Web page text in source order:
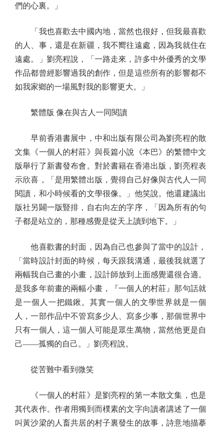
們的心裏。」
「我也喜歡去中國內地，當然也很好，但我最喜歡
的人、事，還是在新疆，我不嚮往遠處，因為我就住在
遠處。」劉亮程說，「一路走來，許多中外優秀的文學
作品都曾經影響過我的創作，但是這些所有的影響都不
如我家鄉的一場風對我的影響更大。」
繁體版 像在與古人一同閱讀
早前香港書展中，中和出版有限公司為劉亮程的散
文集《一個人的村莊》與長篇小說《本巴》的繁體中文
版舉行了新書發布會。對於書籍在香港出版，劉亮程表
示欣喜，「是用繁體出版，覺得自己好像與古代人一同
閱讀，和小時候看的文學很像。」他笑說。他還建議出
版社另闢一版豎排，自右向左的字序，「因為所有的句
子都是站立的，那種感覺是從天上讀到地下。」
他喜歡書的封面，因為自己也參與了當中的設計，
「當時設計封面的時候，每天跟我溝通，最後我就選了
兩幅我自己畫的小畫，設計師放到上面感覺還很合適。
是我多年前畫的兩幅小畫，『一個人的村莊』那句話就
是一個人一把鐵鍬。其實一個人的文學世界就是一個
人，一部作品中不管寫多少人、寫多少事，那個世界中
只有一個人，這一個人可能是眾生萬物，當然他更是自
己——孤獨的自己。」劉亮程說。
從苦難中看到微笑
《一個人的村莊》是劉亮程的第一本散文集，也是
其代表作。作者用獨到而樸素的文字向讀者講述了一個
叫黃沙梁的人畜共居的村子裏發生的故事，詩意地描摹